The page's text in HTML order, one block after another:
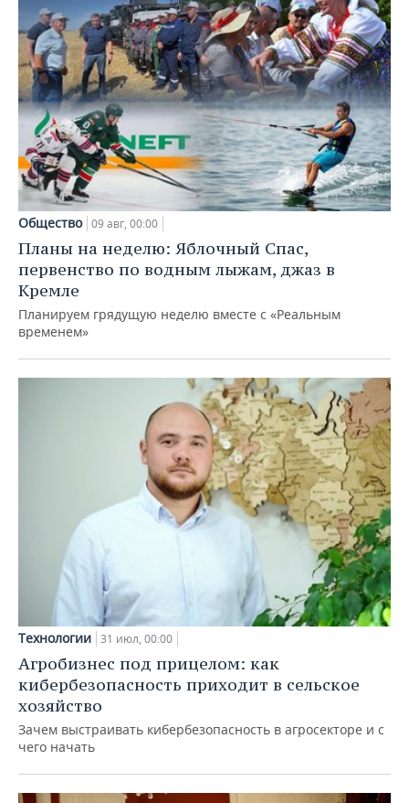
Общество 09 авг, 00:00
Планы на неделю: Яблочный Спас,
первенство по водным лыжам, джаз в
Кремле
Планируем грядущую неделю вместе с «Реальным
временем»
Технологии 31 июл, 00:00
Агробизнес под прицелом: как
кибербезопасность приходит в сельское
хозяйство
Зачем выстраивать кибербезопасность в агросекторе и с
чего начать